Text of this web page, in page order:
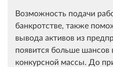
Возможность подачи
банкротстве, также
вывода активов из
появится больше шансов
конкурсной массы. До